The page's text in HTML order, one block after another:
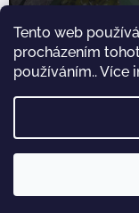
Tento web
procházením
používáním.. Více
Novinky
Záznamy nebyly
Vytvořil Shoptet